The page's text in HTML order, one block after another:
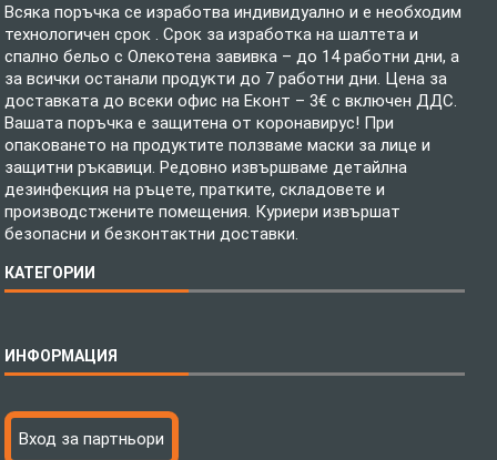
Всяка поръчка се изработва индивидуално и е необходим
технологичен срок . Срок за изработка на шалтета и
спално бельо с Олекотена завивка – до 14 работни дни, а
за всички останали продукти до 7 работни дни. Цена за
доставката до всеки офис на Еконт – 3€ с включен ДДС.
Вашата поръчка е защитена от коронавирус! При
опаковането на продуктите ползваме маски за лице и
защитни ръкавици. Редовно извършваме детайлна
дезинфекция на ръцете, пратките, складовете и
производстжените помещения. Куриери извършат
безопасни и безконтактни доставки.
КАТЕГОРИИ
Бебешки спални комплекти
Тениски с пълноцветен печат
Хавлиени кърпи
ИНФОРМАЦИЯ
Технология на печатане
Файлове за печат
Вход за партньори